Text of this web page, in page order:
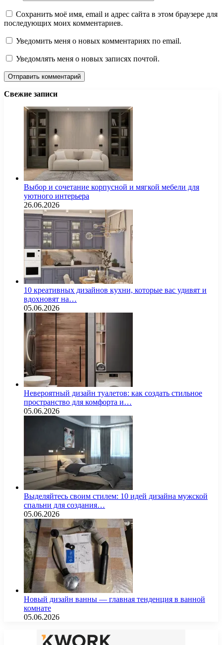
Сохранить моё имя, email и адрес сайта в этом браузере для
последующих моих комментариев.
Уведомить меня о новых комментариях по email.
Уведомлять меня о новых записях почтой.
Свежие записи
Выбор и сочетание корпусной и мягкой мебели для
уютного интерьера
26.06.2026
10 креативных дизайнов кухни, которые вас удивят и
вдохновят на…
05.06.2026
Невероятный дизайн туалетов: как создать стильное
пространство для комфорта и…
05.06.2026
Выделяйтесь своим стилем: 10 идей дизайна мужской
спальни для создания…
05.06.2026
Новый дизайн ванны — главная тенденция в ванной
комнате
05.06.2026